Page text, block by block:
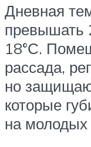
Дневная
превышать
18°С.
рассада,
но
которые
на молодых